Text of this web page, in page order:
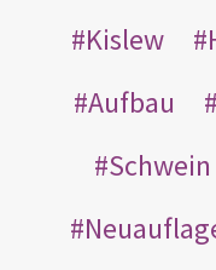
Kislew
Aufbau
Schwein